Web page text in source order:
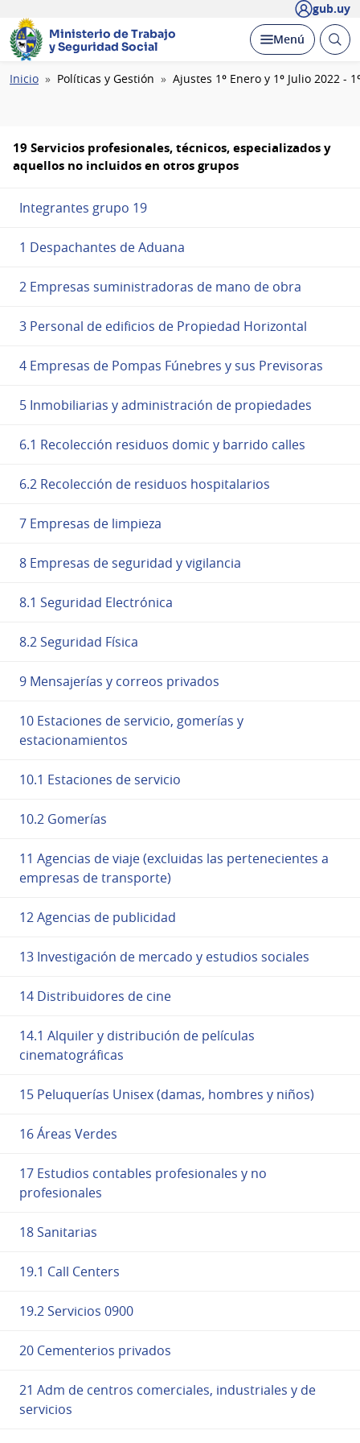
gub.uy
Ministerio de Trabajo
y Seguridad Social
Desplegar
Menú Abrir
Ruta
Inicio Políticas y Gestión Ajustes 1º Enero y 1º Julio 2022 -
19 Servicios profesionales, técnicos, especializados y
aquellos no incluidos en otros grupos
Integrantes grupo 19
1 Despachantes de Aduana
2 Empresas suministradoras de mano de obra
3 Personal de edificios de Propiedad Horizontal
4 Empresas de Pompas Fúnebres y sus Previsoras
5 Inmobiliarias y administración de propiedades
6.1 Recolección residuos domic y barrido calles
6.2 Recolección de residuos hospitalarios
7 Empresas de limpieza
8 Empresas de seguridad y vigilancia
8.1 Seguridad Electrónica
8.2 Seguridad Física
9 Mensajerías y correos privados
10 Estaciones de servicio, gomerías y
estacionamientos
10.1 Estaciones de servicio
10.2 Gomerías
11 Agencias de viaje (excluidas las pertenecientes a
empresas de transporte)
12 Agencias de publicidad
13 Investigación de mercado y estudios sociales
14 Distribuidores de cine
14.1 Alquiler y distribución de películas
cinematográficas
15 Peluquerías Unisex (damas, hombres y niños)
16 Áreas Verdes
17 Estudios contables profesionales y no
profesionales
18 Sanitarias
19.1 Call Centers
19.2 Servicios 0900
20 Cementerios privados
21 Adm de centros comerciales, industriales y de
servicios